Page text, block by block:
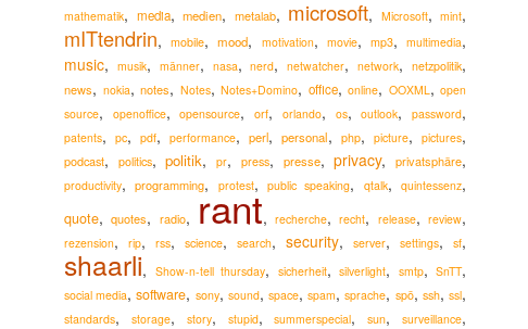
mathematik, media, medien, metalab, microsoft, Microsoft, mint,
mITtendrin,mobile,mood, motivation, movie, mp3,multimedia,
music, musik, männer, nasa,nerd,netwatcher,network,netzpolitik,
news, nokia, notes, Notes, Notes+Domino, office, online, OOXML, open
source, openoffice,opensource,orf, orlando, os,outlook,password,
patents, pc, pdf, performance, perl, personal, php, picture, pictures,
podcast, politics,politik,pr, press, presse,privacy,privatsphäre,
productivity,programming, protest,public speaking, qtalk,quintessenz,
quote,quotes, radio, rant,recherche,recht, release,review,
rezension, rip, rss, science, search, security, server, settings, sf,
shaarli, Show-n-tell thursday, sicherheit, silverlight, smtp, SnTT,
social media,software, sony, sound,space,spam,sprache, spö, ssh,ssl,
standards, storage, story, stupid,summerspecial,sun,surveillance,